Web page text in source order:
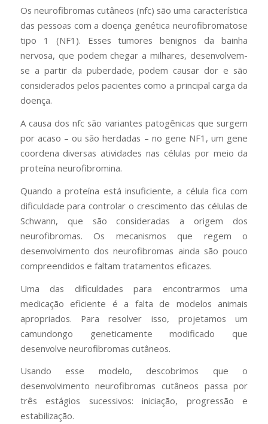
Os neurofibromas cutâneos (nfc) são uma característica
das pessoas com a doença genética neurofibromatose
tipo 1 (NF1). Esses tumores benignos da bainha
nervosa, que podem chegar a milhares, desenvolvem-
se a partir da puberdade, podem causar dor e são
considerados pelos pacientes como a principal carga da
doença.
A causa dos nfc são variantes patogênicas que surgem
por acaso – ou são herdadas – no gene NF1, um gene
coordena diversas atividades nas células por meio da
proteína neurofibromina.
Quando a proteína está insuficiente, a célula fica com
dificuldade para controlar o crescimento das células de
Schwann, que são consideradas a origem dos
neurofibromas. Os mecanismos que regem o
desenvolvimento dos neurofibromas ainda são pouco
compreendidos e faltam tratamentos eficazes.
Uma das dificuldades para encontrarmos uma
medicação eficiente é a falta de modelos animais
apropriados. Para resolver isso, projetamos um
camundongo geneticamente modificado que
desenvolve neurofibromas cutâneos.
Usando esse modelo, descobrimos que o
desenvolvimento neurofibromas cutâneos passa por
três estágios sucessivos: iniciação, progressão e
estabilização.